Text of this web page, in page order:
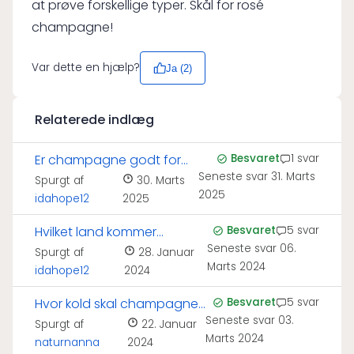
at prøve forskellige typer. Skål for rosé
champagne!
Var dette en hjælp? Ja (2)
Relaterede indlæg
Er champagne godt for
huden?
Spurgt af
idahope12
30. Marts
2025
Besvaret
1 svar
Seneste svar31. Marts
2025
Hvilket land kommer
champagne fra?
Spurgt af
idahope12
28. Januar
2024
Besvaret
5 svar
Seneste svar 06.
Marts 2024
Hvor kold skal champagne
serveres?
Spurgt af
naturnanna
22. Januar
2024
Besvaret
5 svar
Seneste svar 03.
Marts 2024